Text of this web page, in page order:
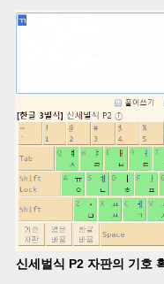
신세벌식 P2 자판의 기호